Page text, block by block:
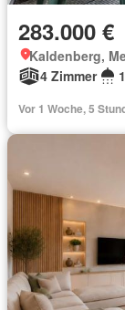
283.000 €
Kaldenberg,
4 Zimmer
Vor 1 Woche, 5